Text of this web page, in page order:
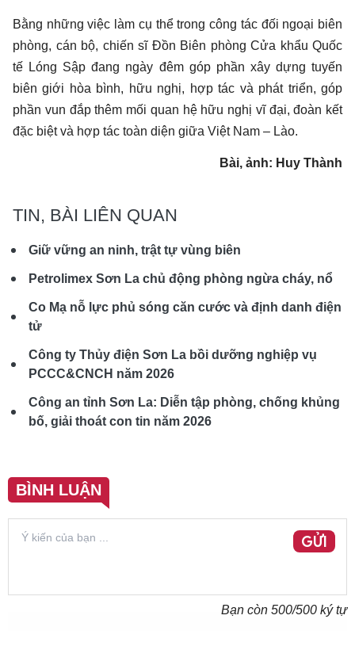
Bằng những việc làm cụ thể trong công tác đối ngoại biên
phòng, cán bộ, chiến sĩ Đồn Biên phòng Cửa khẩu Quốc
tế Lóng Sập đang ngày đêm góp phần xây dựng tuyến
biên giới hòa bình, hữu nghị, hợp tác và phát triển, góp
phần vun đắp thêm mối quan hệ hữu nghị vĩ đại, đoàn kết
đặc biệt và hợp tác toàn diện giữa Việt Nam – Lào.
Bài, ảnh: Huy Thành
TIN, BÀI LIÊN QUAN
Giữ vững an ninh, trật tự vùng biên
Petrolimex Sơn La chủ động phòng ngừa cháy, nổ
Co Mạ nỗ lực phủ sóng căn cước và định danh điện
tử
Công ty Thủy điện Sơn La bồi dưỡng nghiệp vụ
PCCC&CNCH năm 2026
Công an tỉnh Sơn La: Diễn tập phòng, chống khủng
bố, giải thoát con tin năm 2026
BÌNH LUẬN
GỬI
Bạn còn 500/500 ký tự